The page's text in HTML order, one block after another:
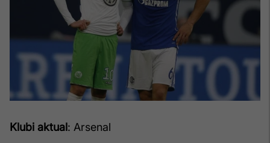
Klubi aktual : Arsenal